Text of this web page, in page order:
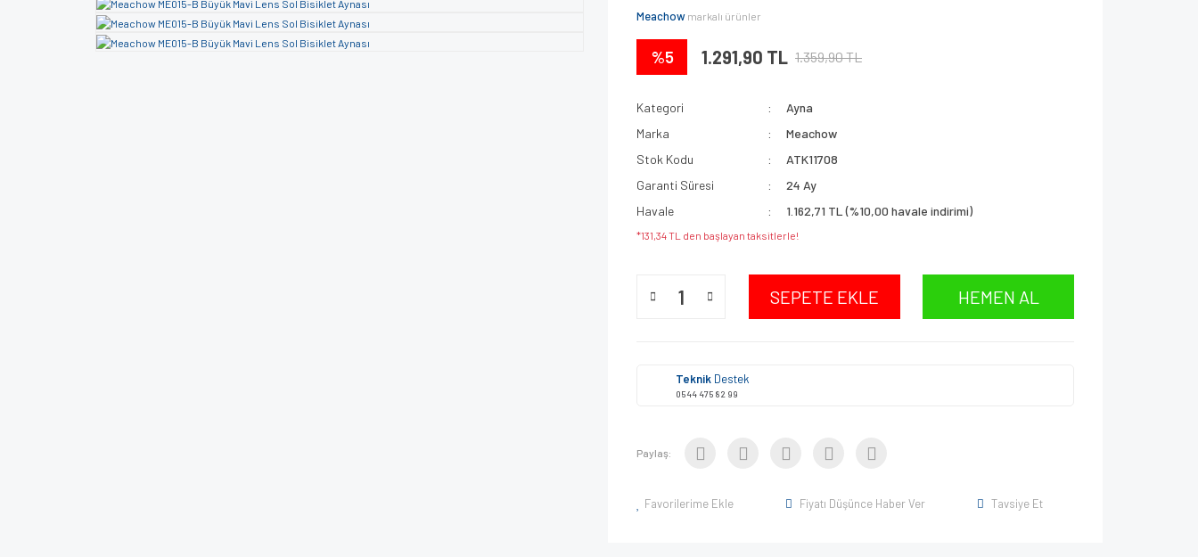
Meachow markalı ürünler
%5 1.291,90 TL 1.359,90 TL
Kategori
Ayna
Marka
Meachow
Stok Kodu
ATK11708
Garanti Süresi
24 Ay
Havale
1.162,71 TL (%10,00 havale indirimi)
*131,34 TL den başlayan taksitlerle!
SEPETE EKLE HEMEN AL
Teknik Destek
0544 475 82 99
Paylaş:
Favorilerime Ekle Fiyatı Düşünce Haber Ver Tavsiye Et